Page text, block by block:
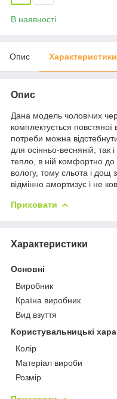
В наявності
Опис Характеристики
Опис
Дана модель чоловічих
комплектується повстяної
потреби можна
для осінньо-весняній, так
тепло, в ній комфортно
вологу, тому сльота і дощ
відмінно амортизує і не
Приховати
Характеристики
Основні
Виробник
Країна виробник
Вид взуття
Користувальницькі
Колір
Матеріал вироби
Розмір